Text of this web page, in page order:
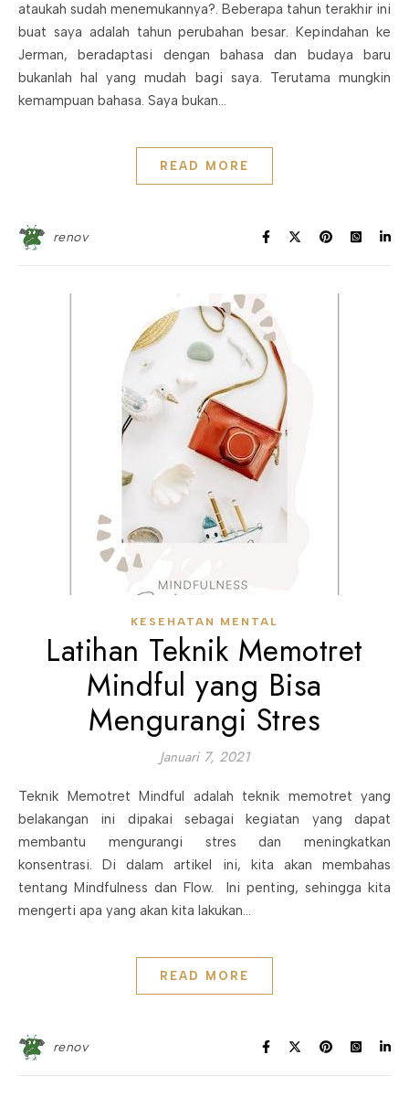
ataukah sudah menemukannya?. Beberapa tahun terakhir ini
buat saya adalah tahun perubahan besar. Kepindahan ke
Jerman, beradaptasi dengan bahasa dan budaya baru
bukanlah hal yang mudah bagi saya. Terutama mungkin
kemampuan bahasa. Saya bukan…
READ MORE
renov
KESEHATAN MENTAL
Latihan Teknik Memotret
Mindful yang Bisa
Mengurangi Stres
Januari 7, 2021
Teknik Memotret Mindful adalah teknik memotret yang
belakangan ini dipakai sebagai kegiatan yang dapat
membantu mengurangi stres dan meningkatkan
konsentrasi. Di dalam artikel ini, kita akan membahas
tentang Mindfulness dan Flow. Ini penting, sehingga kita
mengerti apa yang akan kita lakukan…
READ MORE
renov